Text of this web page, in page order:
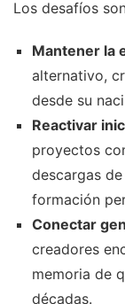
Los desafíos
Mantener la
alternativo,
desde su
Reactivar
proyectos
descargas
formación
Conectar
creadores
memoria de
décadas.